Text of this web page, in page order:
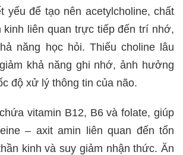
yếu để tạo nên acetylcholine, chất
kinh liên quan trực tiếp đến trí nhớ,
năng học hỏi. Thiếu choline lâu
khả năng ghi nhớ, ảnh hưởng
độ xử lý thông tin của não.
vitamin B12, B6 và folate, giúp
– axit amin liên quan đến tổn
kinh và suy giảm nhận thức. Ăn